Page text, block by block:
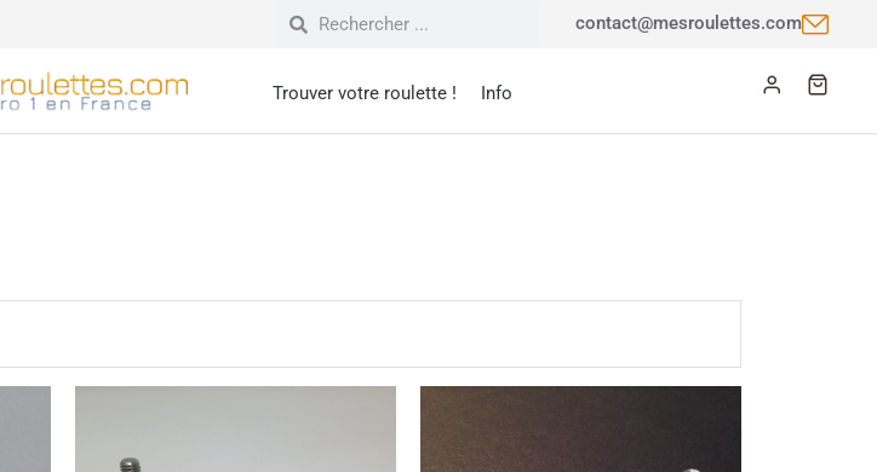
contact@mesroulettes.com
Trouver votre roulette ! Info